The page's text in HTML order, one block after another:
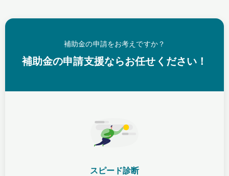
補助金の申請をお考えですか？
補助金の申請支援ならお任せください！
スピード診断